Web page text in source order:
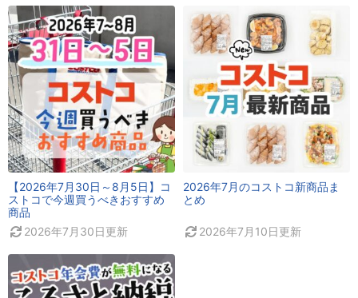
【2026年7月30日～8月5日】コ
ストコで今週買うべきおすすめ
商品
2026年7月30日更新
2026年7月のコストコ新商品ま
とめ
2026年7月10日更新